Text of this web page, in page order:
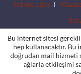
İndirme alanı
Bu internet sitesi
hep kullanacaktır. Bu
doğrudan mail hizmeti
ağlarla etkileşimi